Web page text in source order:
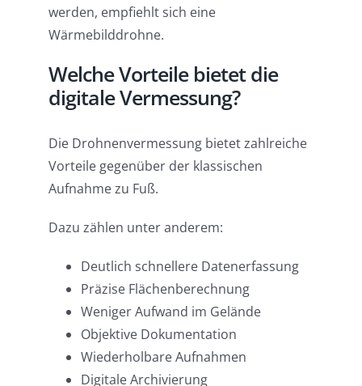
werden, empfiehlt sich eine
Wärmebilddrohne.
Welche Vorteile bietet die
digitale Vermessung?
Die Drohnenvermessung bietet zahlreiche
Vorteile gegenüber der klassischen
Aufnahme zu Fuß.
Dazu zählen unter anderem:
Deutlich schnellere Datenerfassung
Präzise Flächenberechnung
Weniger Aufwand im Gelände
Objektive Dokumentation
Wiederholbare Aufnahmen
Digitale Archivierung